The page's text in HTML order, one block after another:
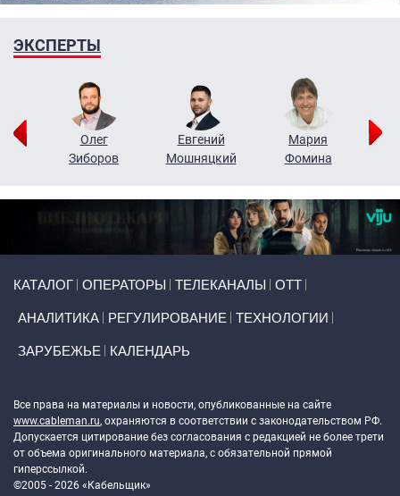
ЭКСПЕРТЫ
Олег
Зиборов
Евгений
Мошняцкий
Мария
Фомина
КАТАЛОГ ОПЕРАТОРЫ ТЕЛЕКАНАЛЫ ОТТ
АНАЛИТИКА РЕГУЛИРОВАНИЕ ТЕХНОЛОГИИ
ЗАРУБЕЖЬЕ КАЛЕНДАРЬ
Все права на материалы и новости, опубликованные на сайте
www.cableman.ru, охраняются в соответствии с законодательством РФ.
Допускается цитирование без согласования с редакцией не более трети
от объема оригинального материала, с обязательной прямой
гиперссылкой.
©2005 - 2026 «Кабельщик»